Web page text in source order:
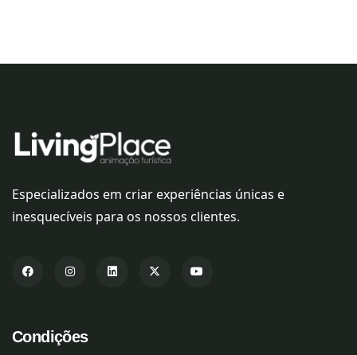
Especializados em criar experiências únicas e
inesquecíveis para os nossos clientes.
Condições